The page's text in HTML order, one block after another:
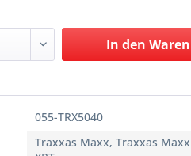
In den
055-TRX5040
Traxxas Maxx, Traxxas